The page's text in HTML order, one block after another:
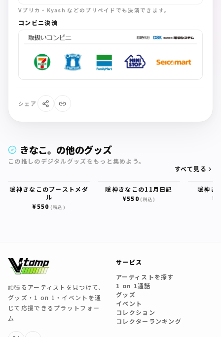
Vプリカ・Kyash などのプリペイドでも決済できます。
コンビニ決済
シェア
きなこ。の他のグッズ
この推しのデジタルグッズをもっと集めよう。
すべて見る
隠神きなこのブーストメダ
ル
¥550 (税込)
隠神きなこの11月日記
¥550(税込)
隠神き
頑張るアーティストを見つけて、
グッズ・1 on 1・イベントを通
じて応援できるプラットフォー
ム
サービス
アーティストを探す
1 on 1通話
グッズ
イベント
コレクション
コレクターランキング